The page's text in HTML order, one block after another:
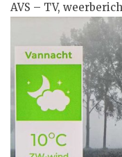
AVS – TV,